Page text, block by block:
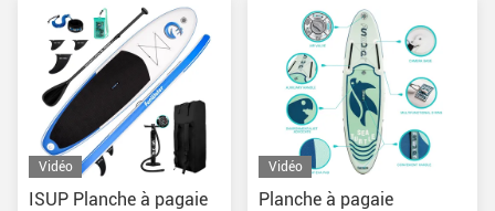
Vidéo
ISUP Planche à pagaie
Vidéo
Planche à pagaie